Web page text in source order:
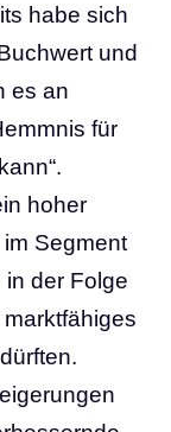
habe sich
und
es an
für
hoher
Segment
der Folge